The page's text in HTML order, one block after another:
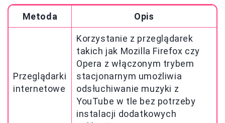
Metoda Opis
Przeglądarki
internetowe
Korzystanie z przeglądarek
takich jak Mozilla Firefox czy
Opera z włączonym trybem
stacjonarnym umożliwia
odsłuchiwanie muzyki z
YouTube w tle bez potrzeby
instalacji dodatkowych